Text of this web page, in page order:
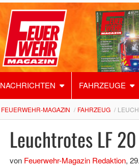
NACHRICHTEN FAHRZEUGE
FEUERWEHR-MAGAZIN FAHRZEUG
Leuchtrotes LF
von Feuerwehr-Magazin Redaktion,